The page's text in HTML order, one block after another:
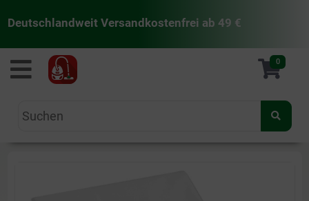
Deutschlandweit Versandkostenfrei ab 49 €
staubsaugermanufaktur 0